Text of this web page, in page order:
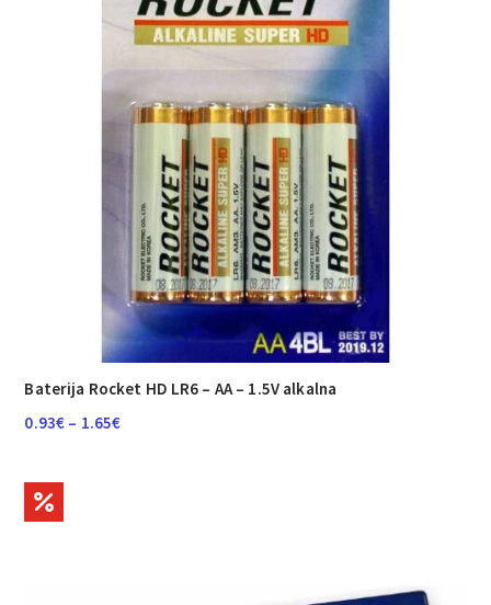
Baterija Rocket HD LR6 – AA – 1.5V alkalna
0.93€ – 1.65€Raspon